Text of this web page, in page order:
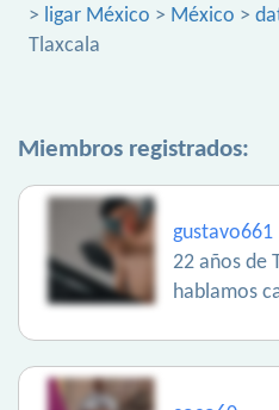
> ligar México > México >
Tlaxcala
Miembros registrados:
gustavo661
22 años de
hablamos